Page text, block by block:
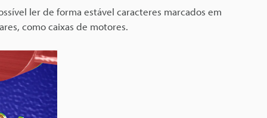
ler de forma estável caracteres marcados em
como caixas de motores.